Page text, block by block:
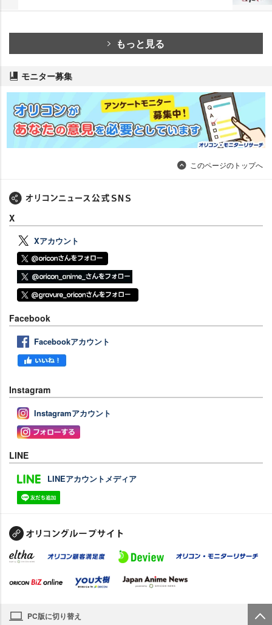
もっと見る
モニター募集
このページのトップへ
X
Xアカウント
Facebook
Facebookアカウント
Instagram
Instagramアカウント
LINE
LINEアカウントメディア
PC版に切り替え